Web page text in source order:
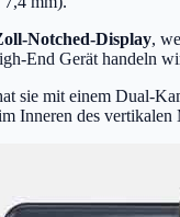
Notched-Display,
End Gerät handeln
sie mit einem Dual-
Inneren des vertikalen